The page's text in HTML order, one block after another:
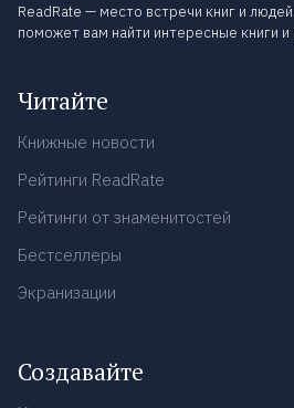
ReadRate — место встречи книг и
поможет вам найти интересные книги и
Читайте
Книжные новости
Рейтинги ReadRate
Рейтинги от знаменитостей
Бестселлеры
Экранизации
Создавайте